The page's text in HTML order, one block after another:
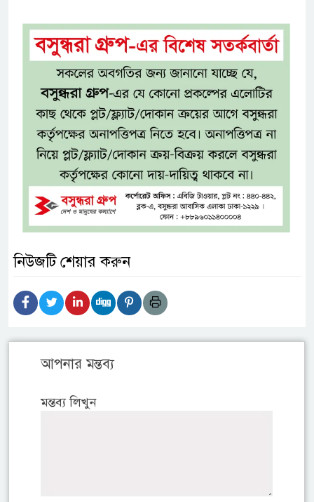
নিউজটি শেয়ার করুন
আপনার মন্তব্য
মন্তব্য লিখুন